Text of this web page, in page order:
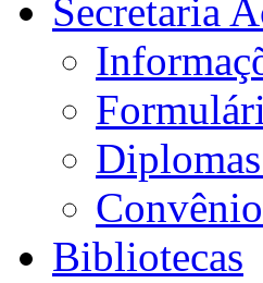
Secretaria
Bibliotecas